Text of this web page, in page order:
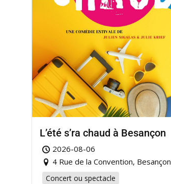
L’été s’ra chaud à Besançon
2026-08-06
4 Rue de la Convention, Besançon
Concert ou spectacle